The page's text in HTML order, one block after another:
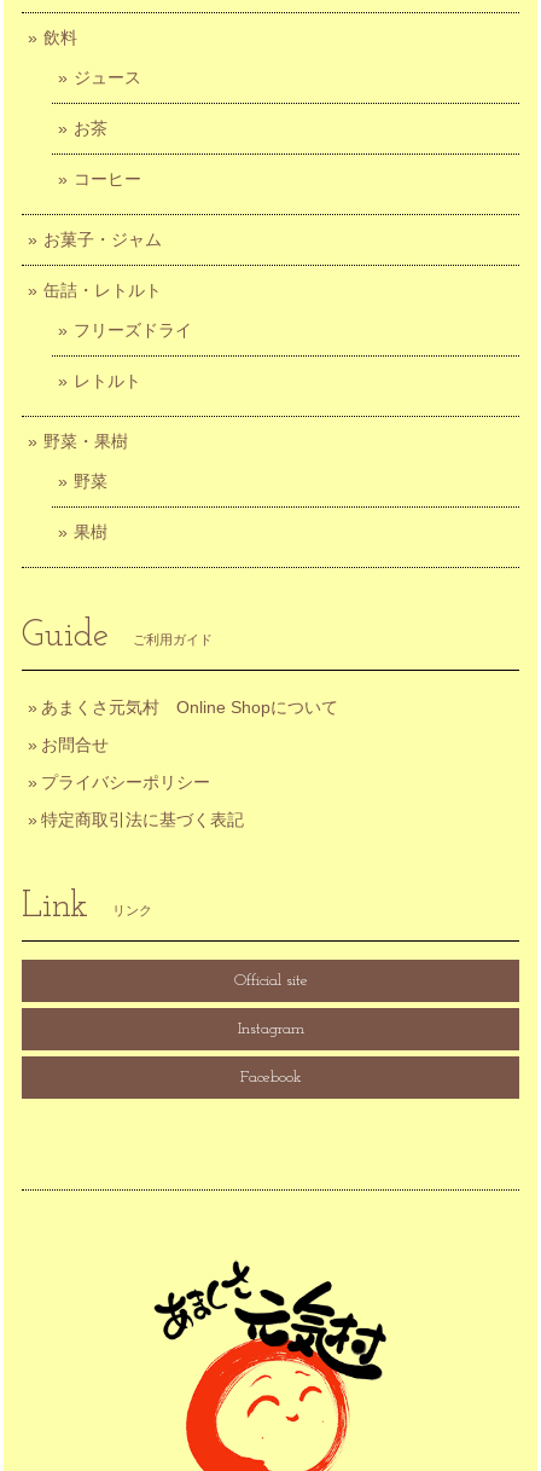
飲料
ジュース
お茶
コーヒー
お菓子・ジャム
缶詰・レトルト
フリーズドライ
レトルト
野菜・果樹
野菜
果樹
Guide ご利用ガイド
あまくさ元気村 Online Shopについて
お問合せ
プライバシーポリシー
特定商取引法に基づく表記
Link リンク
Official site
Instagram
Facebook